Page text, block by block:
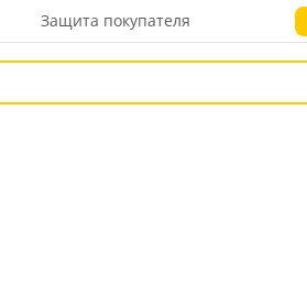
Защита покупателя